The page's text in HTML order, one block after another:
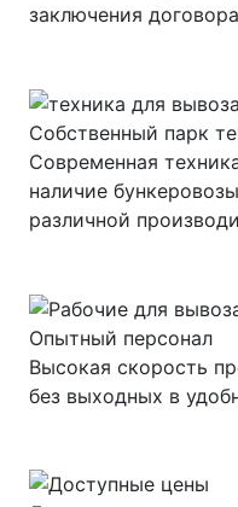
заключения
Собственный парк
Современная
наличие
различной
Опытный персонал
Высокая скорость
без выходных в